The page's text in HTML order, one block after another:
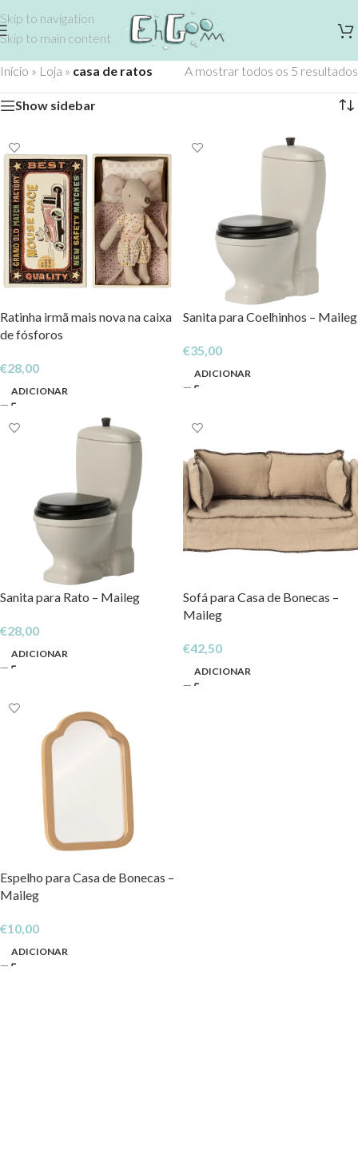
Skip to navigation
Skip to main content
Início » Loja » casa de ratos A mostrar todos os 5 resultados
Show sidebar
Ratinha irmã mais nova na caixa
de fósforos
€28,00
ADICIONAR
Sanita para Coelhinhos – Maileg
€35,00
ADICIONAR
Sanita para Rato – Maileg
€28,00
ADICIONAR
Sofá para Casa de Bonecas –
Maileg
€42,50
ADICIONAR
Espelho para Casa de Bonecas –
Maileg
€10,00
ADICIONAR